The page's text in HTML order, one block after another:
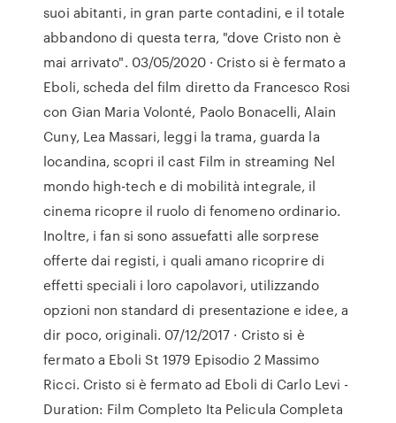
suoi abitanti, in gran parte contadini, e il totale
abbandono di questa terra, "dove Cristo non è
mai arrivato". 03/05/2020 · Cristo si è fermato a
Eboli, scheda del film diretto da Francesco Rosi
con Gian Maria Volonté, Paolo Bonacelli, Alain
Cuny, Lea Massari, leggi la trama, guarda la
locandina, scopri il cast Film in streaming Nel
mondo high-tech e di mobilità integrale, il
cinema ricopre il ruolo di fenomeno ordinario.
Inoltre, i fan si sono assuefatti alle sorprese
offerte dai registi, i quali amano ricoprire di
effetti speciali i loro capolavori, utilizzando
opzioni non standard di presentazione e idee, a
dir poco, originali. 07/12/2017 · Cristo si è
fermato a Eboli St 1979 Episodio 2 Massimo
Ricci. Cristo si è fermato ad Eboli di Carlo Levi -
Duration: Film Completo Ita Pelicula Completa